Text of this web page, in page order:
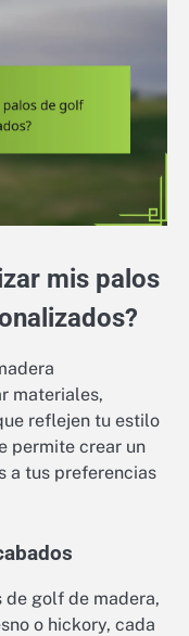
mis palos
materiales,
reflejen tu estilo
permite crear un
a tus preferencias
golf de madera,
o hickory, cada